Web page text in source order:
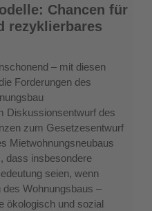
Chancen für
rezyklierbares
– mit diesen
Forderungen des
Diskussionsentwurf des
zum Gesetzesentwurf
Mietwohnungsneubaus
dass insbesondere
seien, wenn
Wohnungsbaus –
ökologisch und sozial